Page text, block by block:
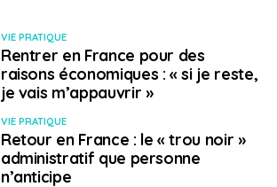
VIE PRATIQUE
Rentrer en France pour des
raisons économiques : « si je reste,
je vais m’appauvrir »
VIE PRATIQUE
Retour en France : le « trou noir »
administratif que personne
n’anticipe